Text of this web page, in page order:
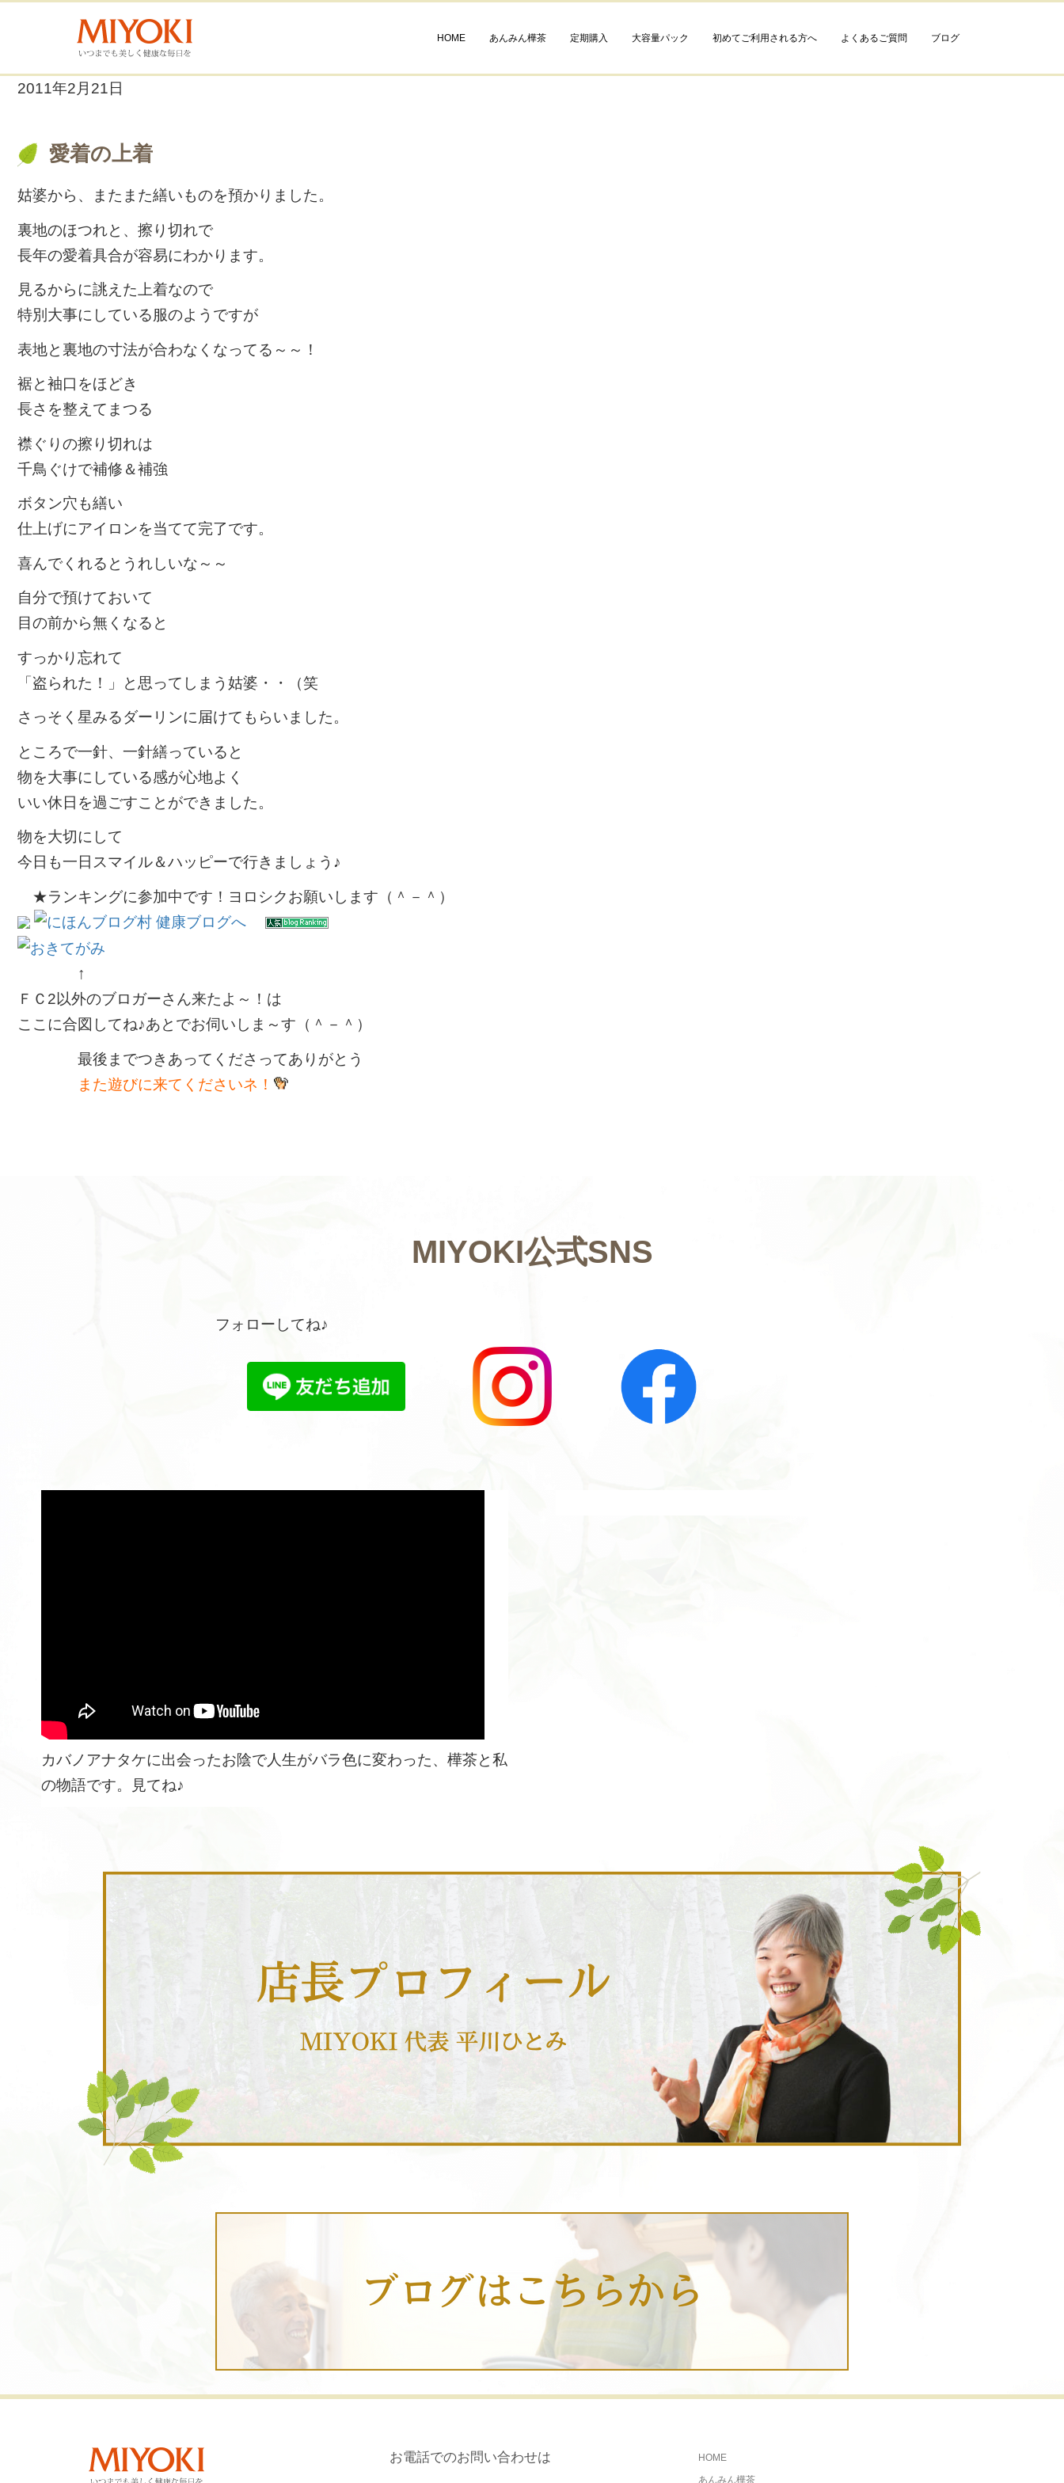
HOME あんみん樺茶 定期購入 大容量パック 初めてご利用される方へ よくあるご質問 ブログ
2011年2月21日
愛着の上着
姑婆から、またまた繕いものを預かりました。
裏地のほつれと、擦り切れで
長年の愛着具合が容易にわかります。
見るからに誂えた上着なので
特別大事にしている服のようですが
表地と裏地の寸法が合わなくなってる～～！
裾と袖口をほどき
長さを整えてまつる
襟ぐりの擦り切れは
千鳥ぐけで補修＆補強
ボタン穴も繕い
仕上げにアイロンを当てて完了です。
喜んでくれるとうれしいな～～
自分で預けておいて
目の前から無くなると
すっかり忘れて
「盗られた！」と思ってしまう姑婆・・（笑
さっそく星みるダーリンに届けてもらいました。
ところで一針、一針繕っていると
物を大事にしている感が心地よく
いい休日を過ごすことができました。
物を大切にして
今日も一日スマイル＆ハッピーで行きましょう♪
★ランキングに参加中です！ヨロシクお願いします（＾－＾）
↑
ＦＣ2以外のブロガーさん来たよ～！は
ここに合図してね♪あとでお伺いしま～す（＾－＾）
最後までつきあってくださってありがとう
また遊びに来てくださいネ！
MIYOKI公式SNS
フォローしてね♪
カバノアナタケに出会ったお陰で人生がバラ色に変わった、樺茶と私
の物語です。見てね♪
お電話でのお問い合わせは
HOME
あんみん樺茶